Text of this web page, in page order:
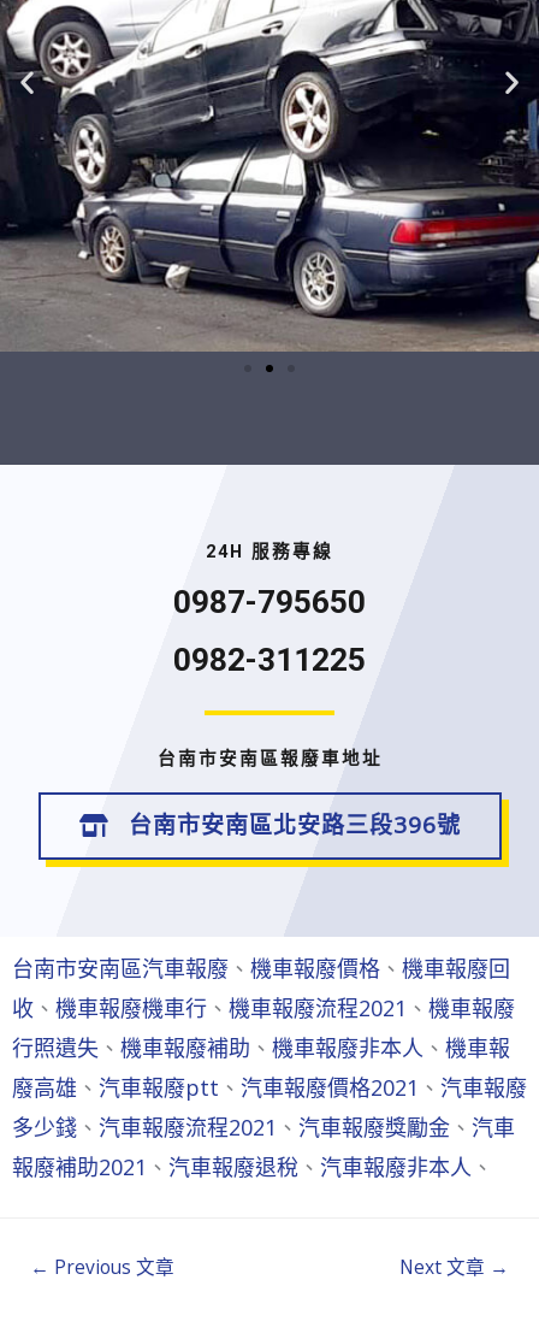
24H 服務專線
0987-795650
0982-311225
台南市安南區報廢車地址
台南市安南區北安路三段396號
台南市安南區汽車報廢 、 機車報廢價格 、 機車報廢回
收 、 機車報廢機車行 、 機車報廢流程2021 、 機車報廢
行照遺失 、 機車報廢補助 、 機車報廢非本人 、 機車報
廢高雄 、 汽車報廢ptt 、 汽車報廢價格2021 、 汽車報廢
多少錢 、 汽車報廢流程2021 、 汽車報廢獎勵金 、 汽車
報廢補助2021 、 汽車報廢退稅 、 汽車報廢非本人 、
← Previous 文章 Next 文章 →